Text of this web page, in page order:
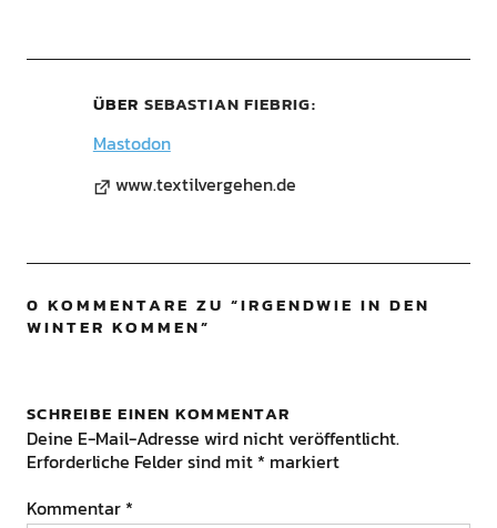
ÜBER SEBASTIAN FIEBRIG
Mastodon
www.textilvergehen.de
0 KOMMENTARE ZU “IRGENDWIE IN DEN
WINTER KOMMEN”
SCHREIBE EINEN KOMMENTAR
Deine E-Mail-Adresse wird nicht veröffentlicht.
Erforderliche Felder sind mit * markiert
Kommentar *